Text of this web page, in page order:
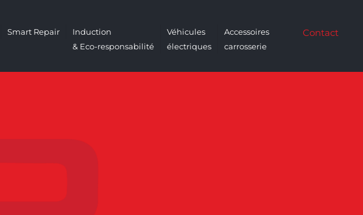
Smart Repair
Induction
& Eco-responsabilité
Véhicules
électriques
Accessoires
carrosserie
Contact